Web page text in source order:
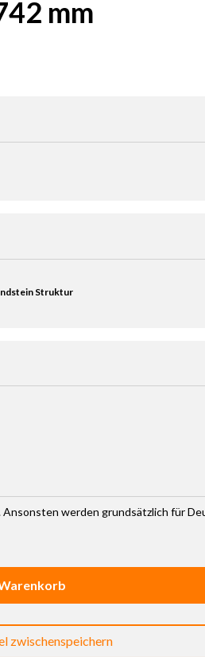
mm
Struktur
oder zu reduzieren.
werden grundsätzlich für
zwischenspeichern